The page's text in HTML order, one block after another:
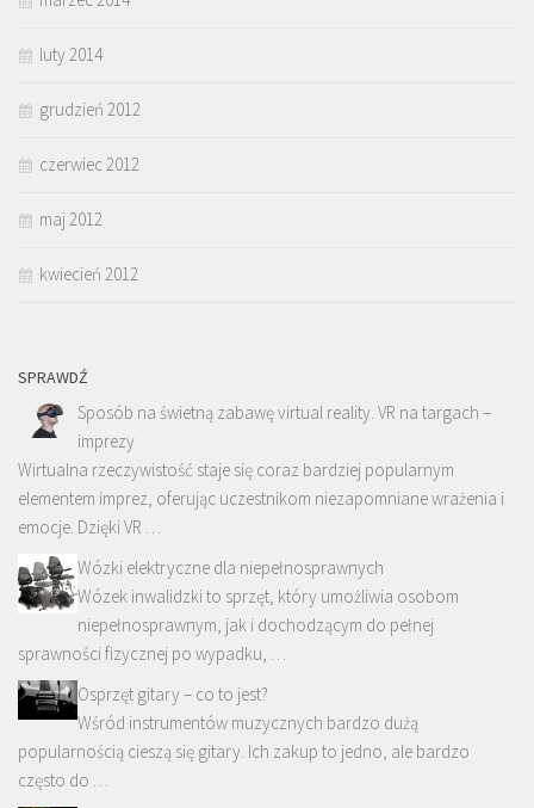
luty 2014
grudzień 2012
czerwiec 2012
maj 2012
kwiecień 2012
SPRAWDŹ
Sposób na świetną zabawę virtual reality. VR na targach –
imprezy
Wirtualna rzeczywistość staje się coraz bardziej popularnym
elementem imprez, oferując uczestnikom niezapomniane wrażenia i
emocje. Dzięki VR …
Wózki elektryczne dla niepełnosprawnych
Wózek inwalidzki to sprzęt, który umożliwia osobom
niepełnosprawnym, jak i dochodzącym do pełnej
sprawności fizycznej po wypadku, …
Osprzęt gitary – co to jest?
Wśród instrumentów muzycznych bardzo dużą
popularnością cieszą się gitary. Ich zakup to jedno, ale bardzo
często do …